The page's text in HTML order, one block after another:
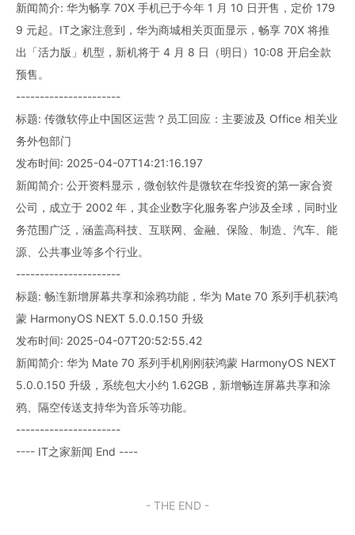
新闻简介: 华为畅享 70X 手机已于今年 1 月 10 日开售，定价 179
9 元起。IT之家注意到，华为商城相关页面显示，畅享 70X 将推
出「活力版」机型，新机将于 4 月 8 日（明日）10:08 开启全款
预售。
----------------------
标题: 传微软停止中国区运营？员工回应：主要波及 Office 相关业
务外包部门
发布时间: 2025-04-07T14:21:16.197
新闻简介: 公开资料显示，微创软件是微软在华投资的第一家合资
公司，成立于 2002 年，其企业数字化服务客户涉及全球，同时业
务范围广泛，涵盖高科技、互联网、金融、保险、制造、汽车、能
源、公共事业等多个行业。
----------------------
标题: 畅连新增屏幕共享和涂鸦功能，华为 Mate 70 系列手机获鸿
蒙 HarmonyOS NEXT 5.0.0.150 升级
发布时间: 2025-04-07T20:52:55.42
新闻简介: 华为 Mate 70 系列手机刚刚获鸿蒙 HarmonyOS NEXT
5.0.0.150 升级，系统包大小约 1.62GB，新增畅连屏幕共享和涂
鸦、隔空传送支持华为音乐等功能。
----------------------
---- IT之家新闻 End ----
- THE END -